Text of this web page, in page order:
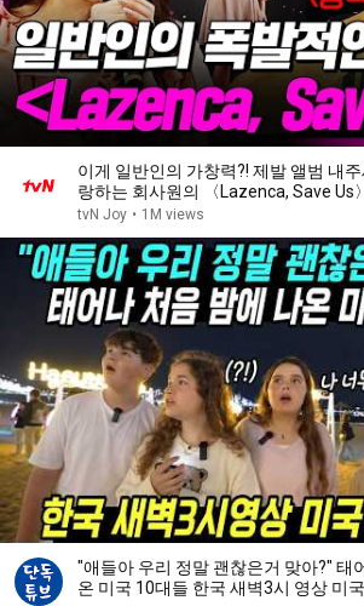
이게 일반인의 가창력?! 제발 앨범 내
랑하는 회사원의 〈Lazenca, Save Us
tvN Joy • 1M views
"애들아 우리 정말 괜찮은거 맞아?" 태
온 미국 10대들 한국 새벽3시 영상 미